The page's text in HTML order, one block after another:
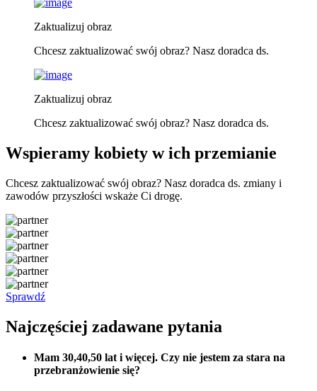
Zaktualizuj obraz
Chcesz zaktualizować swój obraz? Nasz doradca ds.
Zaktualizuj obraz
Chcesz zaktualizować swój obraz? Nasz doradca ds.
Wspieramy kobiety w ich przemianie
Chcesz zaktualizować swój obraz? Nasz doradca ds. zmiany i
zawodów przyszłości wskaże Ci drogę.
Sprawdź
Najczęściej zadawane pytania
Mam 30,40,50 lat i więcej. Czy nie jestem za stara na
przebranżowienie się?